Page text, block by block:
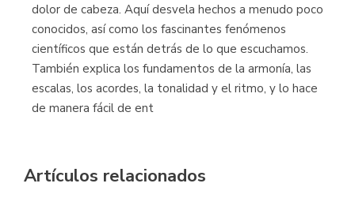
dolor de cabeza. Aquí desvela hechos a menudo poco
conocidos, así como los fascinantes fenómenos
científicos que están detrás de lo que escuchamos.
También explica los fundamentos de la armonía, las
escalas, los acordes, la tonalidad y el ritmo, y lo hace
de manera fácil de ent
Artículos relacionados